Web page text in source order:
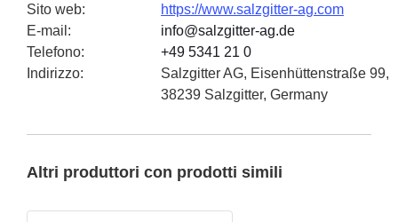
Sito web:
https://www.salzgitter-ag.com
E-mail :
info@salzgitter-ag.de
Telefono:
+49 5341 21 0
Indirizzo:
Salzgitter AG, Eisenhüttenstraße 99,
38239 Salzgitter, Germany
Altri produttori con prodotti simili